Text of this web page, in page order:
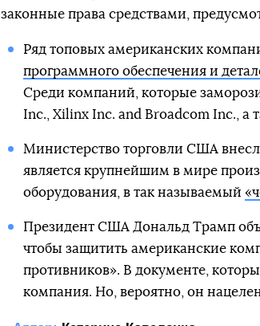
законные права средствами,
Ряд топовых американских
программного обеспечения и
Среди компаний, которые
Inc., Xilinx Inc. and Broadcom Inc., а
Министерство торговли США
является крупнейшим в мире
оборудования, в так называемый
Президент США Дональд Трамп
чтобы защитить американские
противников». В документе,
компания. Но, вероятно, он